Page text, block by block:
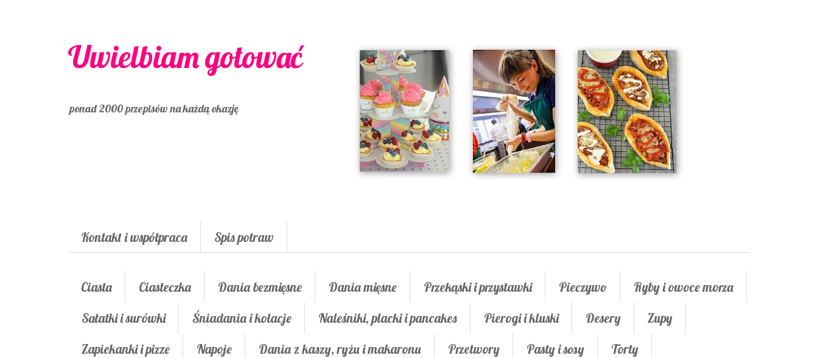
Uwielbiam gotować
ponad 2000 przepisów na każdą okazję
Kontakt i współpraca Spis potraw
Ciasta Ciasteczka Dania bezmięsne Dania mięsne Przekąski i przystawki Pieczywo
Ryby i owoce morza
Sałatki i surówki
Śniadania i kolacje Naleśniki, placki i pancakes Pierogi i kluski Desery
Zupy
Zapiekanki i pizze
Napoje Dania z kaszy, ryżu i makaronu Przetwory Pasty i sosy Torty